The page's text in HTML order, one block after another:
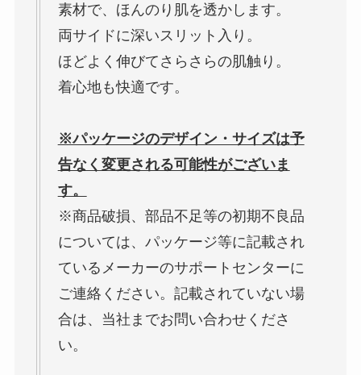
素材で、ほんのり肌を透かします。
両サイドに深いスリット入り。
ほどよく伸びてさらさらの肌触り。
着心地も快適です。
※パッケージのデザイン・サイズは予
告なく変更される可能性がございま
す。
※商品破損、部品不足等の初期不良品
については、パッケージ等に記載され
ているメーカーのサポートセンターに
ご連絡ください。記載されていない場
合は、当社までお問い合わせくださ
い。